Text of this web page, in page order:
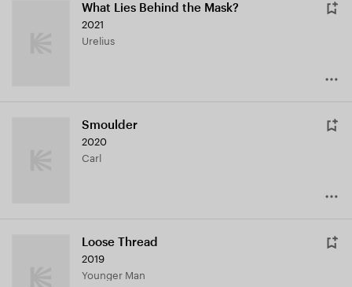
What Lies Behind the Mask?
2021
Urelius
Smoulder
2020
Carl
Loose Thread
2019
Younger Man